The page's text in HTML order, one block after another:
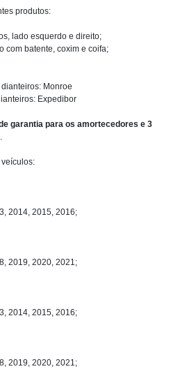
produtos:
lado esquerdo e direito;
com batente, coxim e coifa;
Monroe
Expedibor
garantia para os amortecedores e 3
2014, 2015, 2016;
2019, 2020, 2021;
2014, 2015, 2016;
2019, 2020, 2021;